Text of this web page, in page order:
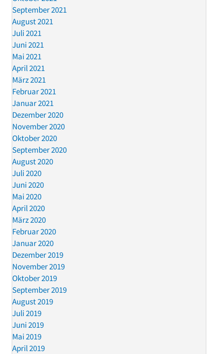
September 2021
August 2021
Juli 2021
Juni 2021
Mai 2021
April 2021
März 2021
Februar 2021
Januar 2021
Dezember 2020
November 2020
Oktober 2020
September 2020
August 2020
Juli 2020
Juni 2020
Mai 2020
April 2020
März 2020
Februar 2020
Januar 2020
Dezember 2019
November 2019
Oktober 2019
September 2019
August 2019
Juli 2019
Juni 2019
Mai 2019
April 2019